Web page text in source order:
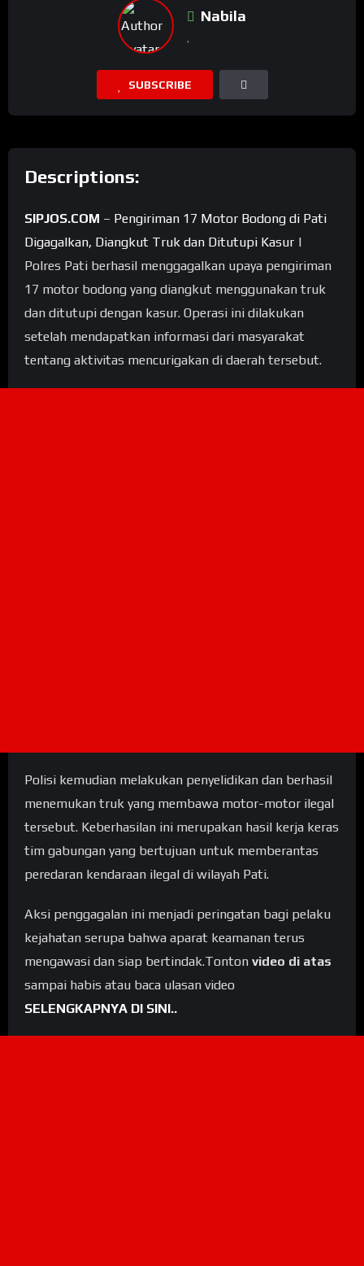
Nabila
SUBSCRIBE
Descriptions:
SIPJOS.COM – Pengiriman 17 Motor Bodong di Pati
Digagalkan, Diangkut Truk dan Ditutupi Kasur |
Polres Pati berhasil menggagalkan upaya pengiriman
17 motor bodong yang diangkut menggunakan truk
dan ditutupi dengan kasur. Operasi ini dilakukan
setelah mendapatkan informasi dari masyarakat
tentang aktivitas mencurigakan di daerah tersebut.
Polisi kemudian melakukan penyelidikan dan berhasil
menemukan truk yang membawa motor-motor ilegal
tersebut. Keberhasilan ini merupakan hasil kerja keras
tim gabungan yang bertujuan untuk memberantas
peredaran kendaraan ilegal di wilayah Pati.
Aksi penggagalan ini menjadi peringatan bagi pelaku
kejahatan serupa bahwa aparat keamanan terus
mengawasi dan siap bertindak.Tonton video di atas
sampai habis atau baca ulasan video
SELENGKAPNYA DI SINI..